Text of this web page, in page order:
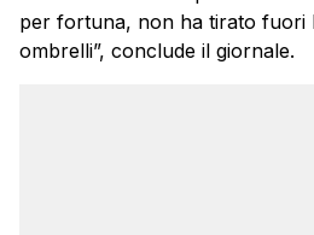
per fortuna, non ha tirato fuori
ombrelli”, conclude il giornale.